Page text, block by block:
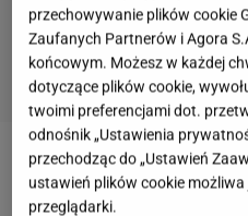
W poniedziałkowym
emitowanym na antenie
przechowywanie plików cookie
Zaufanych Partnerów i Agora
końcowym. Możesz w każdej
dotyczące plików cookie,
twoimi preferencjami dot.
odnośnik „Ustawienia
przechodząc do „Ustawień
ustawień plików cookie
przeglądarki.